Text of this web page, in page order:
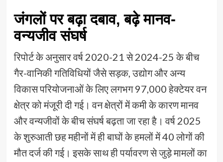
जंगलों पर बढ़ा दबाव, बढ़े मानव-
वन्यजीव संघर्ष
रिपोर्ट के अनुसार वर्ष 2020-21 से 2024-25 के बीच
गैर-वानिकी गतिविधियों जैसे सड़क, उद्योग और अन्य
विकास परियोजनाओं के लिए लगभग 97,000 हेक्टेयर वन
क्षेत्र को मंजूरी दी गई। वन क्षेत्रों में कमी के कारण मानव
और वन्यजीवों के बीच संघर्ष बढ़ता जा रहा है। वर्ष 2025
के शुरुआती छह महीनों में ही बाघों के हमलों में 40 लोगों की
मौत दर्ज की गई। इसके साथ ही पर्यावरण से जुड़े मामलों का